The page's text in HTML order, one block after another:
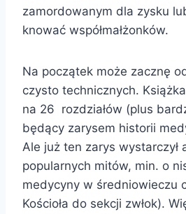
zamordowanym dla zysku
knować współmałżonków.
Na początek może zacznę
czysto technicznych.
na 26 rozdziałów (plus
będący zarysem historii
Ale już ten zarys wystarczył
popularnych mitów, min. o
medycyny w średniowieczu
Kościoła do sekcji zwłok).